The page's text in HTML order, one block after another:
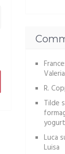
R.
Tilde
yogurt
Luca
Luisa